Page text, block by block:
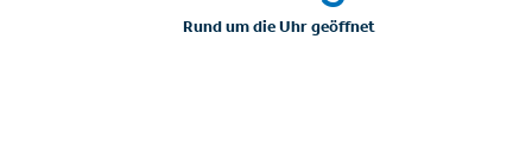
Rund um die Uhr geöffnet